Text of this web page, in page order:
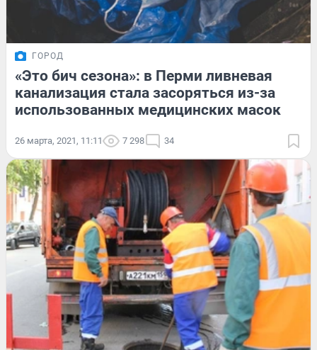
ГОРОД
«Это бич сезона»: в Перми ливневая
канализация стала засоряться из-за
использованных медицинских масок
26 марта, 2021, 11:11 7 298 34